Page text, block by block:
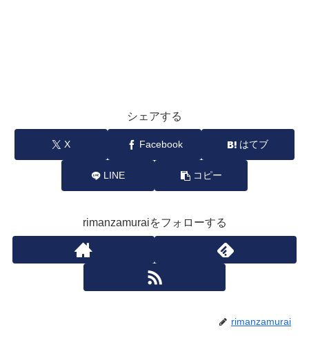
シェアする
X Facebook はてブ
LINE コピー
rimanzamuraiをフォローする
rimanzamurai